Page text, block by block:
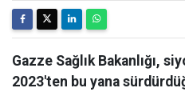
Gazze Sağlık Bakanlığı,
2023'ten bu yana